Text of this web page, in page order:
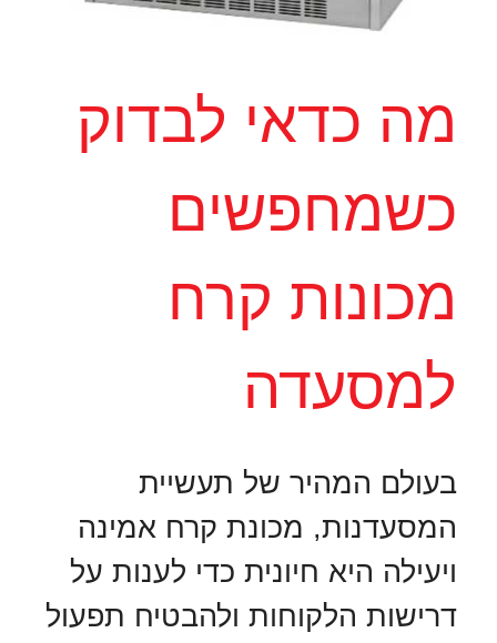
מה כדאי לבדוק
כשמחפשים
מכונות קרח
למסעדה
בעולם המהיר של תעשיית
המסעדנות, מכונת קרח אמינה
ויעילה היא חיונית כדי לענות על
דרישות הלקוחות ולהבטיח תפעול